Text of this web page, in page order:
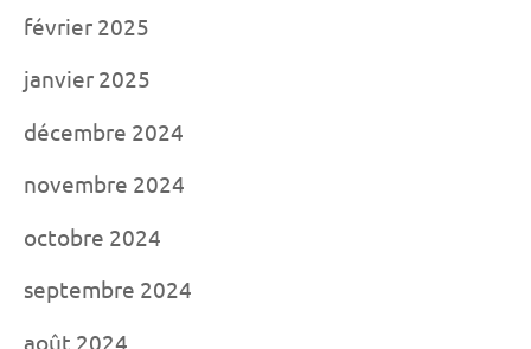
février 2025
janvier 2025
décembre 2024
novembre 2024
octobre 2024
septembre 2024
août 2024